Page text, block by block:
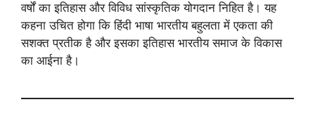
वर्षों का इतिहास और विविध सांस्कृतिक योगदान निहित है। यह
कहना उचित होगा कि हिंदी भाषा भारतीय बहुलता में एकता की
सशक्त प्रतीक है और इसका इतिहास भारतीय समाज के विकास
का आईना है।